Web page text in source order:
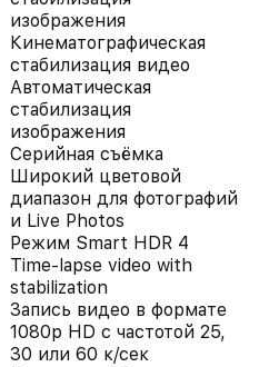
изображения
Кинематографическая
стабилизация видео
Автоматическая
стабилизация
изображения
Серийная съëмка
Широкий цветовой
диапазон для фотографий
и Live Photos
Режим Smart HDR 4
Time‑lapse video with
stabilization
Запись видео в формате
1080p HD с частотой 25,
30 или 60 к/сек